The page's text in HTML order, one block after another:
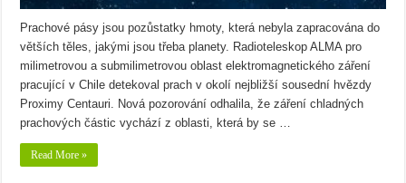
Prachové pásy jsou pozůstatky hmoty, která nebyla zapracována do
větších těles, jakými jsou třeba planety. Radioteleskop ALMA pro
milimetrovou a submilimetrovou oblast elektromagnetického záření
pracující v Chile detekoval prach v okolí nejbližší sousední hvězdy
Proximy Centauri. Nová pozorování odhalila, že záření chladných
prachových částic vychází z oblasti, která by se …
Read More »